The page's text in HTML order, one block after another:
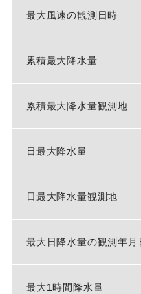
最大風速の観測日時
累積最大降水量
累積最大降水量観測地
日最大降水量
日最大降水量観測地
最大日降水量の観測年月
最大1時間降水量